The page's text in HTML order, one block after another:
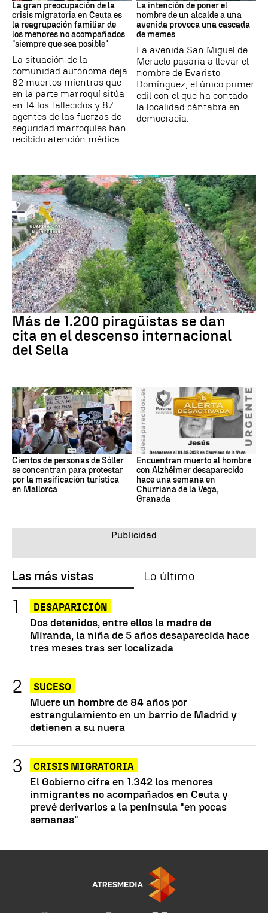
La gran preocupación de la
crisis migratoria en Ceuta es
la reagrupación familiar de
los menores no acompañados
"siempre que sea posible"
La situación de la
comunidad autónoma deja
82 muertos mientras que
en la parte marroquí sitúa
en 14 los fallecidos y 87
agentes de las fuerzas de
seguridad marroquíes han
recibido atención médica.
La intención de poner el
nombre de un alcalde a una
avenida provoca una cascada
de memes
La avenida San Miguel de
Meruelo pasaría a llevar el
nombre de Evaristo
Domínguez, el único primer
edil con el que ha contado
la localidad cántabra en
democracia.
Más de 1.200 piragüistas se dan
cita en el descenso internacional
del Sella
Cientos de personas de Sóller
se concentran para protestar
por la masificación turística
en Mallorca
Encuentran muerto al hombre
con Alzhéimer desaparecido
hace una semana en
Churriana de la Vega,
Granada
Las más vistas Lo último
DESAPARICIÓN
Dos detenidos, entre ellos la madre de
Miranda, la niña de 5 años desaparecida hace
tres meses tras ser localizada
SUCESO
Muere un hombre de 84 años por
estrangulamiento en un barrio de Madrid y
detienen a su nuera
CRISIS MIGRATORIA
El Gobierno cifra en 1.342 los menores
inmigrantes no acompañados en Ceuta y
prevé derivarlos a la península "en pocas
semanas"